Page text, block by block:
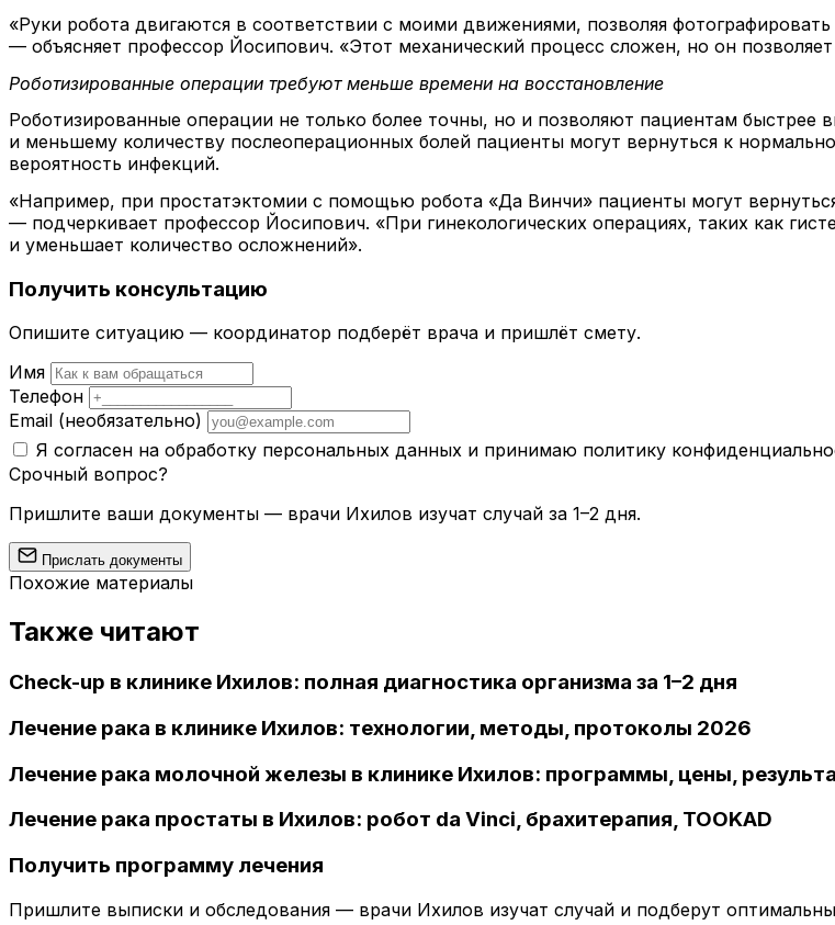
«Руки робота двигаются в соответствии с моими движениями, позволяя
— объясняет профессор Йосипович. «Этот механический процесс сложен, но он
Роботизированные операции требуют меньше времени на восстановление
Роботизированные операции не только более точны, но и позволяют пациентам
и меньшему количеству послеоперационных болей пациенты могут вернуться к
вероятность инфекций.
«Например, при простатэктомии с помощью робота «Да Винчи» пациенты могут
— подчеркивает профессор Йосипович. «При гинекологических операциях, таких как
и уменьшает количество осложнений».
Получить консультацию
Опишите ситуацию — координатор подберёт врача и пришлёт смету.
Имя
Телефон
Email (необязательно)
Я согласен на обработку персональных данных и принимаю политику
Срочный вопрос?
Пришлите ваши документы — врачи Ихилов изучат случай за 1–2 дня.
Прислать документы
Похожие материалы
Также читают
Check-up в клинике Ихилов: полная диагностика организма за 1–2 дня
Лечение рака в клинике Ихилов: технологии, методы, протоколы 2026
Лечение рака молочной железы в клинике Ихилов: программы, цены,
Лечение рака простаты в Ихилов: робот da Vinci, брахитерапия, TOOKAD
Получить программу лечения
Пришлите выписки и обследования — врачи Ихилов изучат случай и подберут